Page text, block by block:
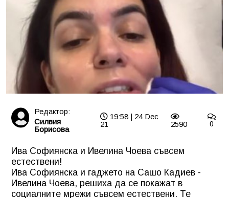
Редактор:
Силвия
Борисова
19:58 | 24 Dec
21
2590 0
Ива Софиянска и Ивелина Чоева съвсем
естествени!
Ива Софиянска и гаджето на Сашо Кадиев -
Ивелина Чоева, решиха да се покажат в
социалните мрежи съвсем естествени. Те